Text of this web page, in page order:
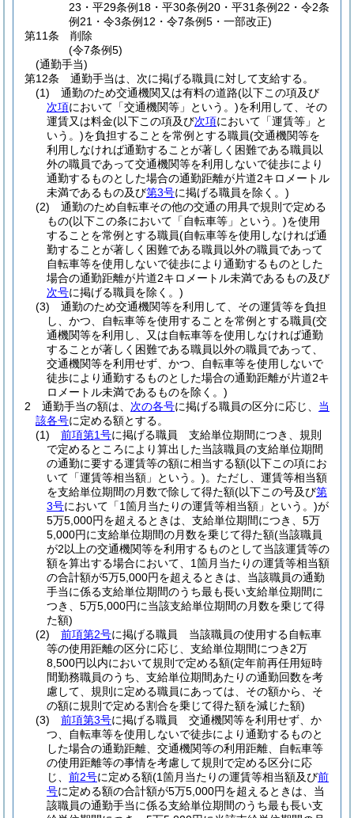
23・平29条例18・平30条例20・平31条例22・令2条
例21・令3条例12・令7条例5・一部改正)
第11条
削除
(令7条例5)
(通勤手当)
第12条
通勤手当は、次に掲げる職員に対して支給する。
(1)
通勤のため交通機関又は有料の道路(以下この項及び
次項において「交通機関等」という。)を利用して、その
運賃又は料金(以下この項及び次項において「運賃等」と
いう。)を負担することを常例とする職員(交通機関等を
利用しなければ通勤することが著しく困難である職員以
外の職員であって交通機関等を利用しないで徒歩により
通勤するものとした場合の通勤距離が片道2キロメートル
未満であるもの及び第3号に掲げる職員を除く。)
(2)
通勤のため自転車その他の交通の用具で規則で定める
もの(以下この条において「自転車等」という。)を使用
することを常例とする職員(自転車等を使用しなければ通
勤することが著しく困難である職員以外の職員であって
自転車等を使用しないで徒歩により通勤するものとした
場合の通勤距離が片道2キロメートル未満であるもの及び
次号に掲げる職員を除く。)
(3)
通勤のため交通機関等を利用して、その運賃等を負担
し、かつ、自転車等を使用することを常例とする職員(交
通機関等を利用し、又は自転車等を使用しなければ通勤
することが著しく困難である職員以外の職員であって、
交通機関等を利用せず、かつ、自転車等を使用しないで
徒歩により通勤するものとした場合の通勤距離が片道2キ
ロメートル未満であるものを除く。)
2
通勤手当の額は、 次の各号に掲げる職員の区分に応じ、 当
該各号に定める額とする。
(1)
前項第1号に掲げる職員 支給単位期間につき、規則
で定めるところにより算出した当該職員の支給単位期間
の通勤に要する運賃等の額に相当する額(以下この項にお
いて「運賃等相当額」という。)。 ただし、運賃等相当額
を支給単位期間の月数で除して得た額(以下この号及び第
3号において「1箇月当たりの運賃等相当額」という。)が
5万5,000円を超えるときは、支給単位期間につき、5万
5,000円に支給単位期間の月数を乗じて得た額(当該職員
が2以上の交通機関等を利用するものとして当該運賃等の
額を算出する場合において、1箇月当たりの運賃等相当額
の合計額が5万5,000円を超えるときは、当該職員の通勤
手当に係る支給単位期間のうち最も長い支給単位期間に
つき、5万5,000円に当該支給単位期間の月数を乗じて得
た額)
(2)
前項第2号に掲げる職員 当該職員の使用する自転車
等の使用距離の区分に応じ、支給単位期間につき2万
8,500円以内において規則で定める額(定年前再任用短時
間勤務職員のうち、支給単位期間あたりの通勤回数を考
慮して、規則に定める職員にあっては、その額から、そ
の額に規則で定める割合を乗じて得た額を減じた額)
(3)
前項第3号に掲げる職員 交通機関等を利用せず、か
つ、自転車等を使用しないで徒歩により通勤するものと
した場合の通勤距離、交通機関等の利用距離、自転車等
の使用距離等の事情を考慮して規則で定める区分に応
じ、 前2号に定める額(1箇月当たりの運賃等相当額及び前
号に定める額の合計額が5万5,000円を超えるときは、当
該職員の通勤手当に係る支給単位期間のうち最も長い支